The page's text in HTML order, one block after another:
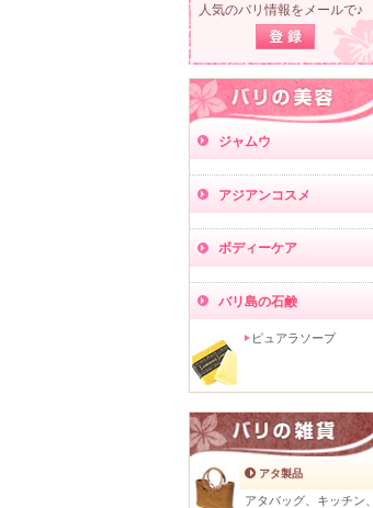
人気のバリ情報をメールで♪
ジャムウ
アジアンコスメ
ボディーケア
バリ島の石鹸
ピュアラソープ
アタ製品
アタバッグ、キッチン、